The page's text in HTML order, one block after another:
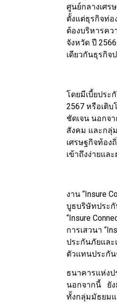
ศูนย์กลางเศร
ตั้งแต่ธุรกิจท่อ
ต้องบริหารคว
จังหวัด ปี
เดียวกันธุรกิจ
โดยมีเบี้ยประ
2567 หรือเติ
ชัดเจน นอกจ
สังคม และกลุ่
เศรษฐกิจท้อ
เข้าถึงง่ายแ
งาน “Insure
บูธบริษัทประกั
“Insure
การเสวนา
ประกันภัยแล
ตัวแทนประกั
ธนาคารแห่งป
นอกจากนี้ ยัง
ทั้งกลุ่มมัธยม